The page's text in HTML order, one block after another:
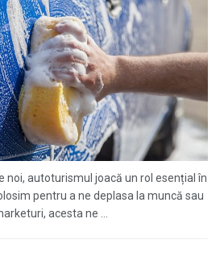
noi, autoturismul joacă un rol esențial în
pentru a ne deplasa la muncă sau
acesta ne ...